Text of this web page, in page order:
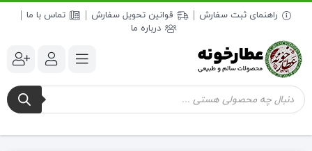
راهنمای ثبت سفارش قوانین تحویل سفارش
تماس با ما
درباره ما
جستجوی
محصولات